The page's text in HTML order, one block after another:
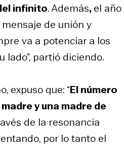
infinito. Además,el año
de unión y
va a potenciar a los
lado”, partió diciendo.
expuso que: “El número
y una madre de
de la resonancia
por lo tanto el